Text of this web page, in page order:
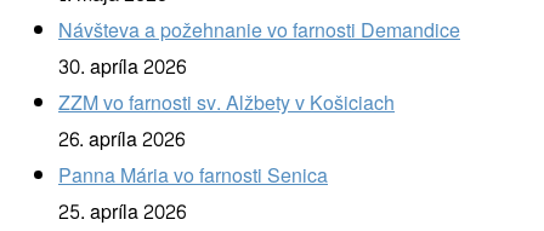
Návšteva a požehnanie vo farnosti Demandice
30. apríla 2026
ZZM vo farnosti sv. Alžbety v Košiciach
26. apríla 2026
Panna Mária vo farnosti Senica
25. apríla 2026